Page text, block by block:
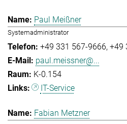
Paul Meißner
Systemadministrator
+49 331 567-9666 +49
paul.meissner@...
K-0.154
IT-Service
Fabian Metzner